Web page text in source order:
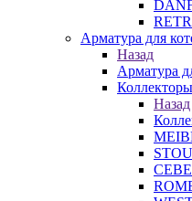
Арматура для
Назад
Арматура
Назад